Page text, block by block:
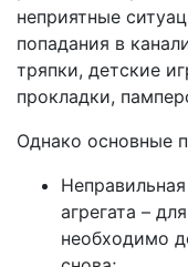
неприятные
попадания в
тряпки, детские
прокладки,
Однако основные
агрегата –
необходимо